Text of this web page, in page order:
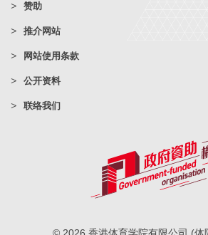
赞助
推介网站
网站使用条款
公开资料
联络我们